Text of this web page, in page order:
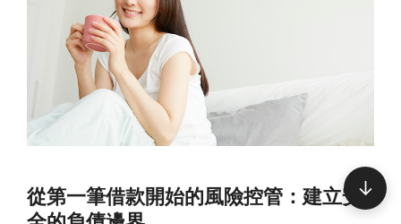
從第一筆借款開始的風險控管：建立安↓